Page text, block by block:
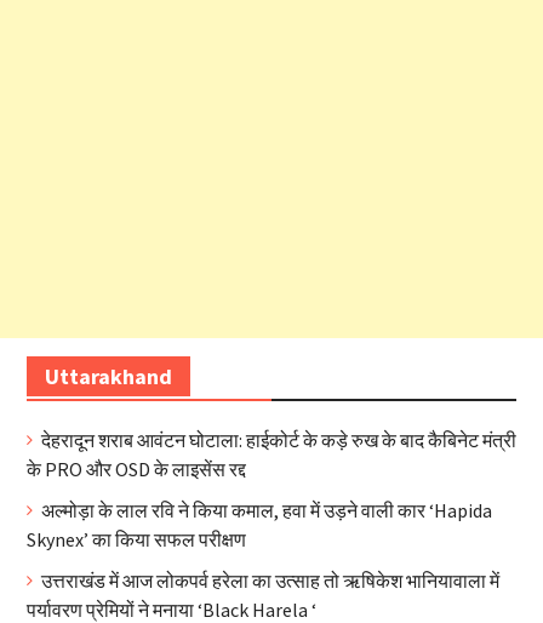
Uttarakhand
देहरादून शराब आवंटन घोटाला: हाईकोर्ट के कड़े रुख के बाद कैबिनेट मंत्री
के PRO और OSD के लाइसेंस रद्द
अल्मोड़ा के लाल रवि ने किया कमाल, हवा में उड़ने वाली कार ‘Hapida
Skynex’ का किया सफल परीक्षण
उत्तराखंड में आज लोकपर्व हरेला का उत्साह तो ऋषिकेश भानियावाला में
पर्यावरण प्रेमियों ने मनाया ‘Black Harela ‘